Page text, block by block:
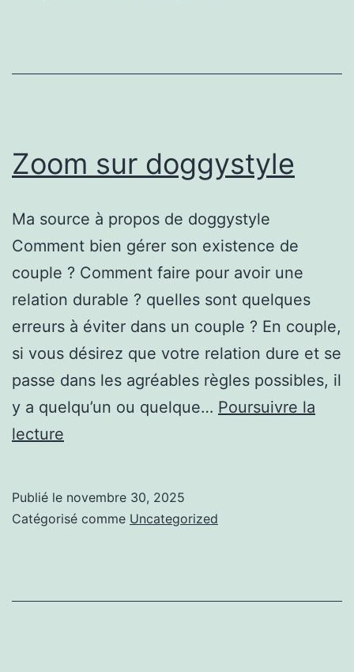
Zoom sur doggystyle
Ma source à propos de doggystyle
Comment bien gérer son existence de
couple ? Comment faire pour avoir une
relation durable ? quelles sont quelques
erreurs à éviter dans un couple ? En couple,
si vous désirez que votre relation dure et se
passe dans les agréables règles possibles, il
y a quelqu’un ou quelque… Poursuivre la
lecture
Publié le novembre 30, 2025
Catégorisé comme Uncategorized